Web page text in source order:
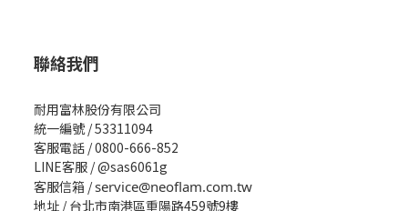
聯絡我們
耐用富林股份有限公司
統一編號 / 53311094
客服電話 / 0800-666-852
LINE客服 / @sas6061g
客服信箱 /service@neoflam.com.tw
地址 / 台北市南港區重陽路459號9樓